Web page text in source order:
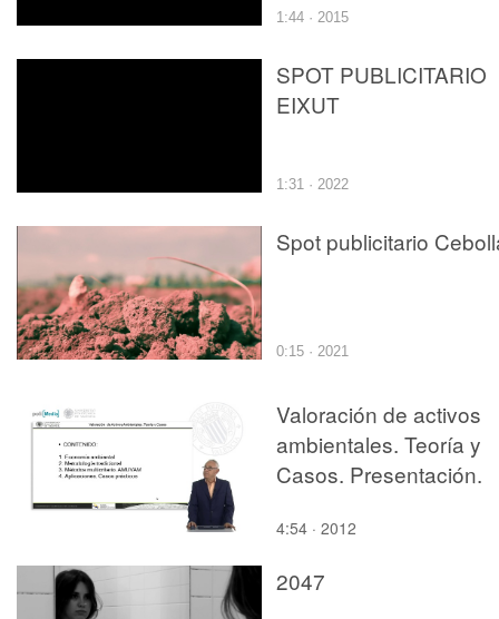
1:44 · 2015
SPOT PUBLICITARIO
EIXUT
1:31 · 2022
Spot publicitario
0:15 · 2021
Valoración de activos
ambientales. Teoría y
Casos. Presentación.
4:54 · 2012
2047